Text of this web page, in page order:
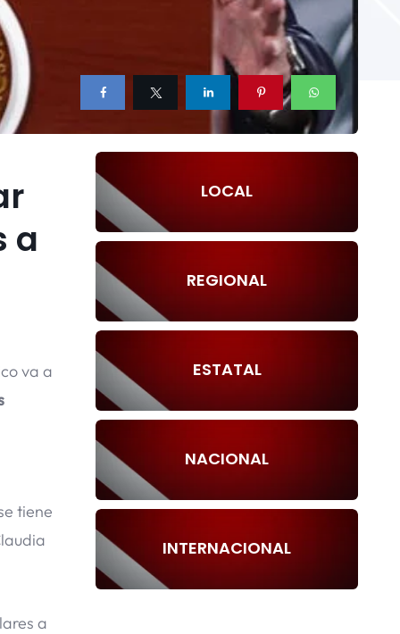
a
va a
tiene
a
LOCAL
REGIONAL
ESTATAL
NACIONAL
INTERNACIONAL